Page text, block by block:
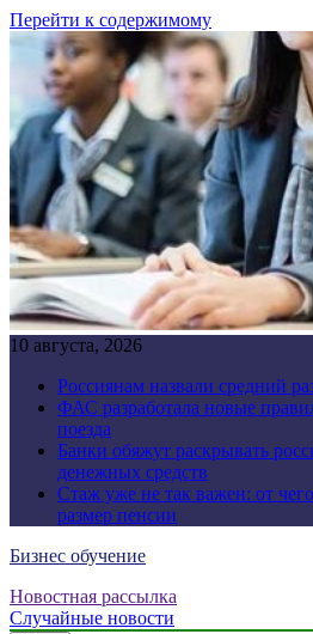
Перейти к содержимому
10 августа, 2026
Россиянам назвали средний
ФАС разработала новые
поезда
Банки обяжут раскрывать
денежных средств
Стаж уже не так важен: от
размер пенсии
Бизнес обучение
Новостная рассылка
Случайные новости